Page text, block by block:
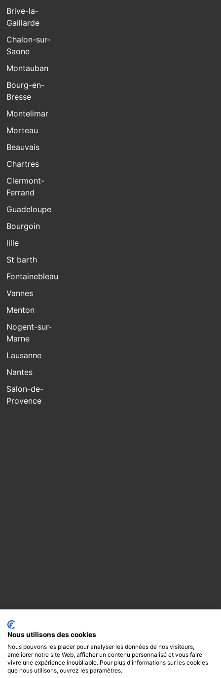
Brive-la-
Gaillarde
Chalon-sur-
Saone
Montauban
Bourg-en-
Bresse
Montelimar
Morteau
Beauvais
Chartres
Clermont-
Ferrand
Guadeloupe
Bourgoin
lille
St barth
Fontainebleau
Vannes
Menton
Nogent-sur-
Marne
Lausanne
Nantes
Salon-de-
Provence
Nous utilisons des cookies
Nous pouvons les placer pour analyser les données de nos visiteurs,
améliorer notre site Web, afficher un contenu personnalisé et vous faire
vivre une expérience inoubliable. Pour plus d'informations sur les cookies
que nous utilisons, ouvrez les paramètres.